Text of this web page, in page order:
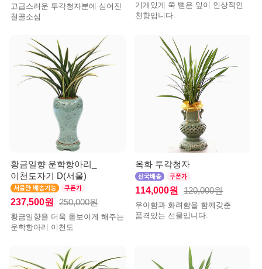
고급스러운 투각청자분에 심어진
철골소심
기개있게 쭉 뻗은 잎이 인상적인
천향입니다.
황금일향 운학항아리_
이천도자기 D(서울)
237,500원 250,000원
황금일향을 더욱 돋보이게 해주는
운학항아리 이천도
옥화 투각청자
114,000원 120,000원
우아함과 화려함을 함께갖춘
품격있는 선물입니다.